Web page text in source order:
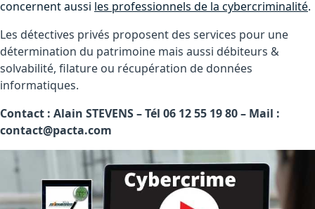
concernent aussi les professionnels de la cybercriminalité.
Les détectives privés proposent des services pour une
détermination du patrimoine mais aussi débiteurs &
solvabilité, filature ou récupération de données
informatiques.
Contact : Alain STEVENS – Tél 06 12 55 19 80 – Mail :
contact@pacta.com